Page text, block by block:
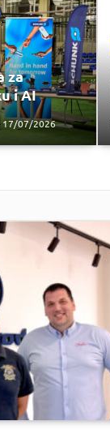
za
i AI
17/07/2026